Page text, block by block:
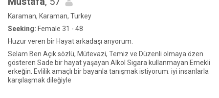
Karaman, Karaman, Turkey
Seeking: Female 31 - 48
Huzur veren bir Hayat arkadaşı arıyorum.
Selam Ben Açık sözlü, Mütevazi, Temiz ve Düzenli olmaya özen
gösteren Sade bir hayat yaşayan Alkol Sigara kullanmayan Emekli
erkeğin. Evlilik amaçlı bir bayanla tanışmak istiyorum. iyi insanlarla
karşılaşmak dileğiyle